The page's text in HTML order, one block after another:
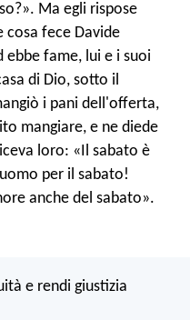
Ma egli rispose
fece Davide
ebbe fame, lui e i suoi
di Dio, sotto il
i pani dell'offerta,
mangiare, e ne diede
loro: «Il sabato è
per il sabato!
anche del sabato».
e rendi giustizia